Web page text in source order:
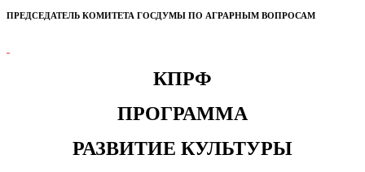
ПРЕДСЕДАТЕЛЬ КОМИТЕТА ГОСДУМЫ ПО АГРАРНЫМ ВОПРОСАМ
КПРФ
ПРОГРАММА
РАЗВИТИЕ КУЛЬТУРЫ